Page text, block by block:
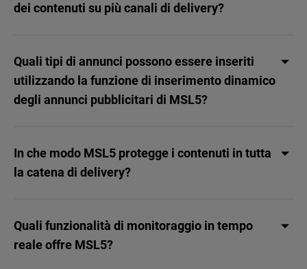
dei contenuti su più canali di delivery?
Quali tipi di annunci possono essere inseriti
utilizzando la funzione di inserimento dinamico
degli annunci pubblicitari di MSL5?
In che modo MSL5 protegge i contenuti in tutta
la catena di delivery?
Quali funzionalità di monitoraggio in tempo
reale offre MSL5?